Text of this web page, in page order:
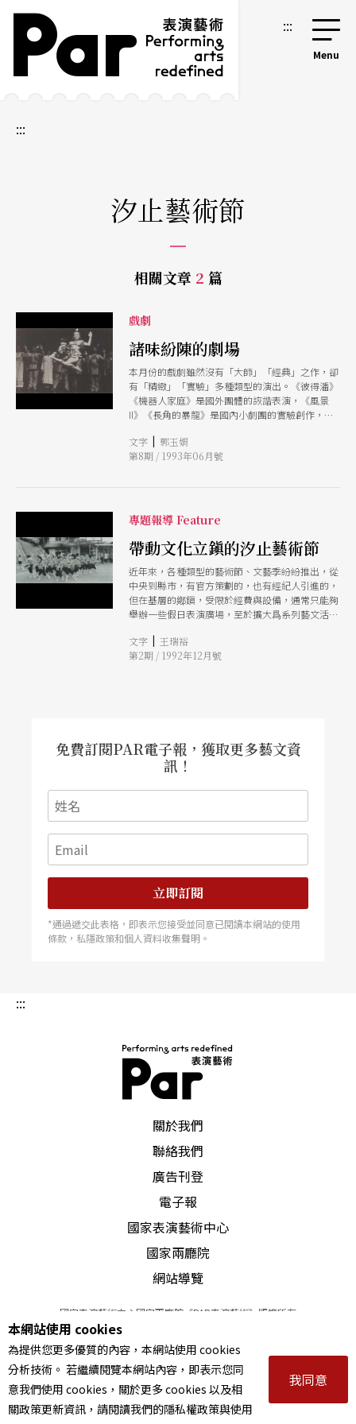
跳到主要內容區塊
網站導覽 :::
:::
汐止藝術節
相關文章 2 篇
戲劇
諸味紛陳的劇場
本月份的戲劇雖然沒有「大師」「經典」之作，卻
有「精緻」「實驗」多種類型的演出。《彼得潘》
《機器人家庭》是國外團體的詼諧表演，《風景
II》《長角的暴龍》是國內小劇團的實驗創作，此
「汐止藝術節」
文字 | 郭玉娟
第8期 / 1993年06月號
專題報導 Feature
帶動文化立鎭的汐止藝術節
近年來，各種類型的藝術節、文藝季紛紛推出，從
中央到縣市，有官方策劃的，也有經紀人引進的，
但在基層的鄕鎭，受限於經費與設備，通常只能夠
舉辦一些假日表演廣場，至於擴大爲系列藝文活動
止鎭了。
文字 | 王瑞裕
第2期 / 1992年12月號
免費訂閱PAR電子報，獲取更多藝文資
訊！
立即訂閱
*通過遞交此表格，即表示您接受並同意已閱讀本網站的使用
條款，私隱政策和個人資料收集聲明。
:::
關於我們
聯絡我們
廣告刊登
電子報
國家表演藝術中心
國家兩廳院
網站導覽
國家表演藝術中心國家兩廳院《PAR表演藝術》版權所有
© 2022Performing arts redefined. All Rights Reserved
統一編號 Tax Id number 00973926
本站所提供相關演出資訊，如有異動應以主辦單位公告為準。
服務條款｜隱私權聲明｜著作權聲明
本網站使用 cookies
為提供您更多優質的內容，本網站使用 cookies
分析技術。 若繼續閱覽本網站內容，即表示您同
意我們使用 cookies，關於更多 cookies 以及相
關政策更新資訊，請閱讀我們的隱私權政策與使用
我同意